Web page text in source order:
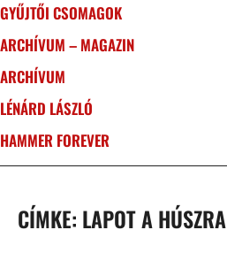
GYŰJTŐI CSOMAGOK
ARCHÍVUM – MAGAZIN
ARCHÍVUM
LÉNÁRD LÁSZLÓ
HAMMER FOREVER
CÍMKE: LAPOT A HÚSZRA